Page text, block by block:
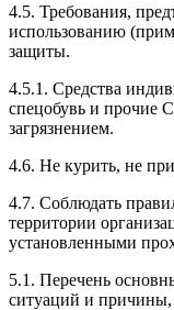
4.5. Требования,
использованию
защиты.
4.5.1. Средства
спецобувь и прочие
загрязнением.
4.6. Не курить, не
4.7. Соблюдать
территории
установленными
5.1. Перечень
ситуаций и